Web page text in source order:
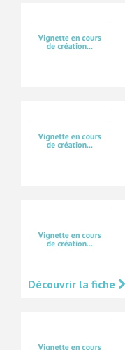
Découvrir la fiche